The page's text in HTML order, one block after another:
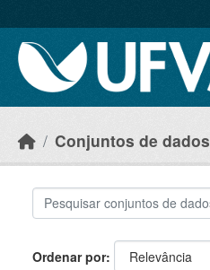
Conjuntos de dados
Ordenar por